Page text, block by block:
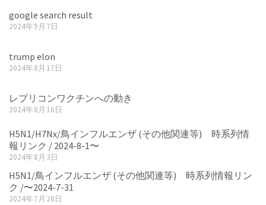
google search result
2024年9月7日
trump elon
2024年8月17日
レプリコンワクチンへの動き
2024年8月16日
H5N1/H7Nx/鳥インフルエンザ (その他関連等) 時系列情
報リンク / 2024-8-1〜
2024年8月3日
H5N1/鳥インフルエンザ (その他関連等) 時系列情報リン
ク /〜2024-7-31
2024年7月28日